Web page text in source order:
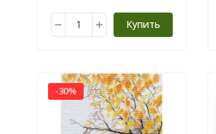
Купить
-30%